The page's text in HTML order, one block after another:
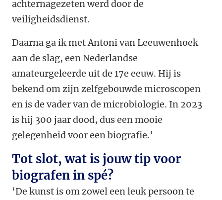
achternagezeten werd door de
veiligheidsdienst.
Daarna ga ik met Antoni van Leeuwenhoek
aan de slag, een Nederlandse
amateurgeleerde uit de 17e eeuw. Hij is
bekend om zijn zelfgebouwde microscopen
en is de vader van de microbiologie. In 2023
is hij 300 jaar dood, dus een mooie
gelegenheid voor een biografie.’
Tot slot, wat is jouw tip voor
biografen in spé?
‘De kunst is om zowel een leuk persoon te